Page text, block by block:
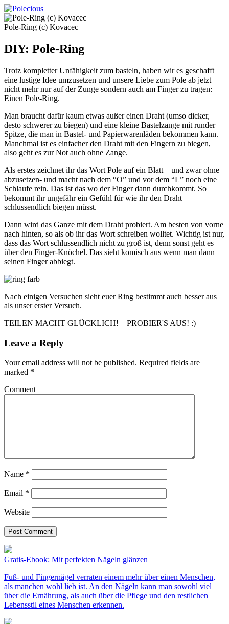
Pole-Ring (c) Kovacec
DIY: Pole-Ring
Trotz kompletter Unfähigkeit zum basteln, haben wir es geschafft
eine lustige Idee umzusetzen und unsere Liebe zum Pole ab jetzt
nicht mehr nur auf der Zunge sondern auch am Finger zu tragen:
Einen Pole-Ring.
Man braucht dafür kaum etwas außer einen Draht (umso dicker,
desto schwerer zu biegen) und eine kleine Bastelzange mit runder
Spitze, die man in Bastel- und Papierwarenläden bekommen kann.
Manchmal ist es einfacher den Draht mit den Fingern zu biegen,
also geht es zur Not auch ohne Zange.
Als erstes zeichnet ihr das Wort Pole auf ein Blatt – und zwar ohne
abzusetzen- und macht nach dem “O” und vor dem “L” noch eine
Schlaufe rein. Das ist das wo der Finger dann durchkommt. So
bekommt ihr ungefähr ein Gefühl für wie ihr den Draht
schlussendlich biegen müsst.
Dann wird das Ganze mit dem Draht probiert. Am besten von vorne
nach hinten, so als ob ihr das Wort schreiben wolltet. Wichtig ist nur,
dass das Wort schlussendlich nicht zu groß ist, denn sonst geht es
über den Finger-Knöchel. Das sieht komisch aus wenn man dann
seinen Finger abbiegt.
Nach einigen Versuchen sieht euer Ring bestimmt auch besser aus
als unser erster Versuch.
TEILEN MACHT GLÜCKLICH! – PROBIER'S AUS! :)
Leave a Reply
Your email address will not be published. Required fields are
marked *
Comment
Name *
Email *
Website
Gratis-Ebook: Mit perfekten Nägeln glänzen
Fuß- und Fingernägel verraten einem mehr über einen Menschen,
als manchen wohl lieb ist. An den Nägeln kann man sowohl viel
über die Ernährung, als auch über die Pflege und den restlichen
Lebensstil eines Menschen erkennen.